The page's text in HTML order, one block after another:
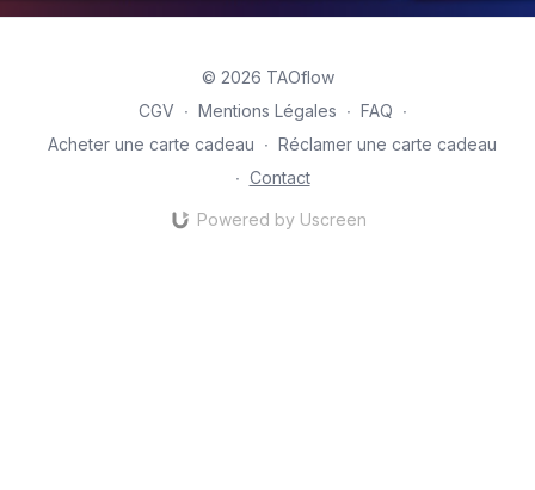
© 2026 TAOflow
CGV ∙ Mentions Légales ∙ FAQ ∙
Acheter une carte cadeau ∙ Réclamer une carte cadeau
∙ Contact
Powered by Uscreen